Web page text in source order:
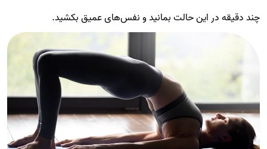
چند دقیقه در این حالت بمانید و نفس‌های عمیق بکشید.